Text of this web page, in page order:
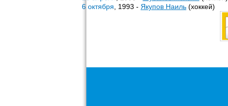
6 октября , 1993 - Якупов Наиль (хоккей)